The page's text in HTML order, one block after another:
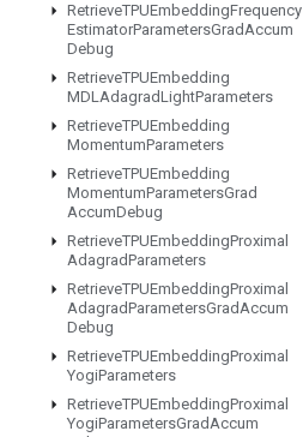
RetrieveTPUEmbeddingFrequency
EstimatorParametersGradAccum
Debug
RetrieveTPUEmbedding
MDLAdagradLightParameters
RetrieveTPUEmbedding
MomentumParameters
RetrieveTPUEmbedding
MomentumParametersGrad
AccumDebug
RetrieveTPUEmbeddingProximal
AdagradParameters
RetrieveTPUEmbeddingProximal
AdagradParametersGradAccum
Debug
RetrieveTPUEmbeddingProximal
YogiParameters
RetrieveTPUEmbeddingProximal
YogiParametersGradAccum